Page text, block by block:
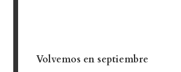
Volvemos en septiembre